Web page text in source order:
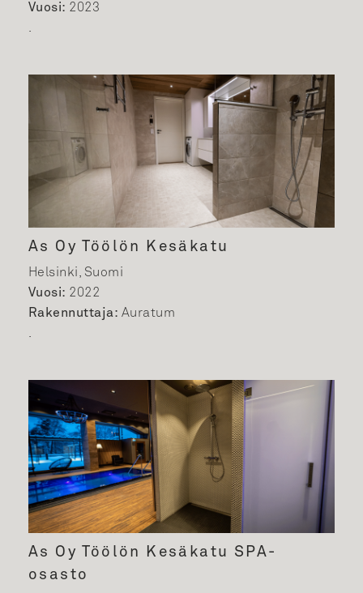
Vuosi: 2023
As Oy Töölön Kesäkatu
Helsinki, Suomi
Vuosi: 2022
Rakennuttaja: Auratum
As Oy Töölön Kesäkatu SPA-
osasto